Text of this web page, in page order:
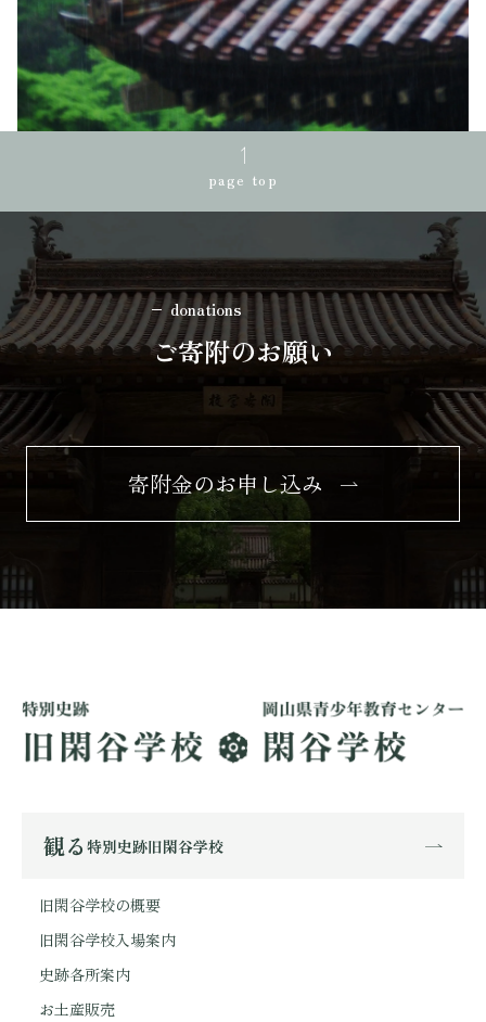
page top
donations
ご寄附のお願い
寄附金のお申し込み
観る 特別史跡旧閑谷学校
旧閑谷学校の概要
旧閑谷学校入場案内
史跡各所案内
お土産販売